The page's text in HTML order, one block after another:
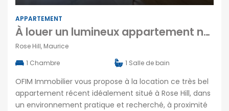
APPARTEMENT
À louer un lumineux appartement neuf avec agréable terrasse à Rose Hill Maurice
Rose Hill, Maurice
1 Chambre 1 Salle de bain
OFIM Immobilier vous propose à la location ce très bel
appartement récent idéalement situé à Rose Hill, dans
un environnement pratique et recherché, à proximité